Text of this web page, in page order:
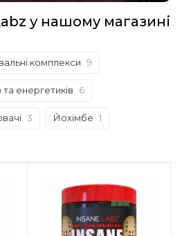
у нашому магазині
комплекси 9
енергетиків 6
3 Йохімбе 1